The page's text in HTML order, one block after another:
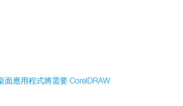
面應用程式將需要 CorelDRAW